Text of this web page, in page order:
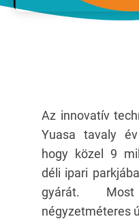
Az innovatív
Yuasa tavaly
hogy közel 9
déli ipari
gyárát.
négyzetméteres